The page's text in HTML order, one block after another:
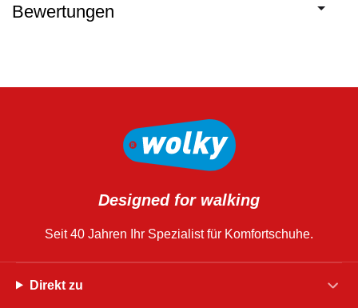
Bewertungen
Designed for walking
Seit 40 Jahren Ihr Spezialist für Komfortschuhe.
Direkt zu